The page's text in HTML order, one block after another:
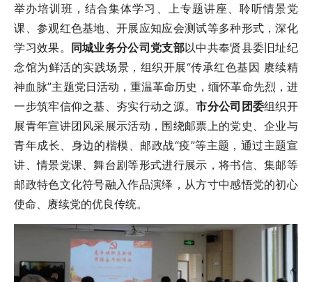
举办培训班，结合集体学习、上专题讲座、聆听情景党
课、参观红色基地、开展应知应会测试等多种形式，深化
学习效果。 同城业务分公司党支部以中共奉贤县委旧址纪
念馆为鲜活的实践场景，组织开展“传承红色基因 赓续精
神血脉”主题党日活动，重温革命历史，缅怀革命先烈，进
一步筑牢信仰之基、夯实行动之源。市分公司团委组织开
展青年宣讲团风采展示活动，围绕邮票上的党史、企业与
青年成长、身边的楷模、邮政战“疫”等主题，通过主题宣
讲、情景党课、舞台剧等形式进行展示，将书信、集邮等
邮政特色文化符号融入作品演绎，从方寸中感悟党的初心
使命、赓续党的优良传统。